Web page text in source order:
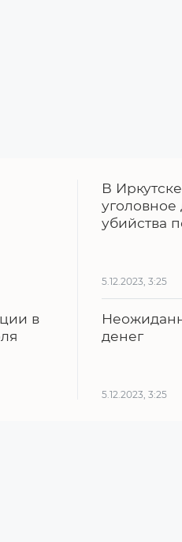
в
В
уголовное
убийства
5.12.2023, 3:25
денег
5.12.2023, 3:25